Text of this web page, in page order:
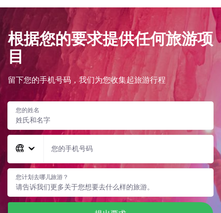
根据您的要求提供任何旅游项
目
留下您的手机号码，我们为您收集起旅游行程
您的姓名
您的手机号码
您计划去哪儿旅游？